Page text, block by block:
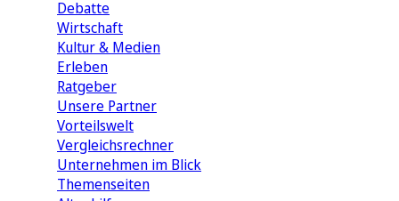
Debatte
Wirtschaft
Kultur & Medien
Erleben
Ratgeber
Unsere Partner
Vorteilswelt
Vergleichsrechner
Unternehmen im Blick
Themenseiten